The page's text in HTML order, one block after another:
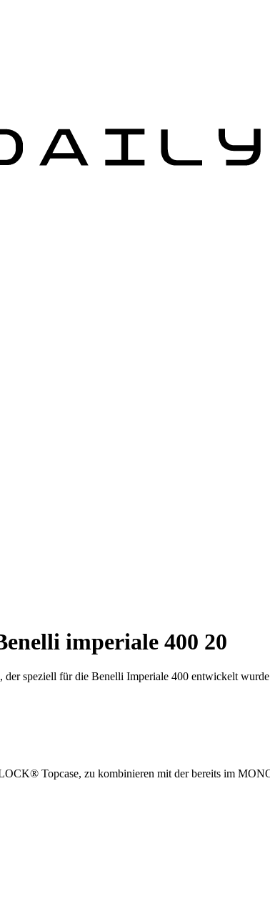
imperiale 400 20
speziell für die Benelli Imperiale 400 entwickelt
Topcase, zu kombinieren mit der bereits im